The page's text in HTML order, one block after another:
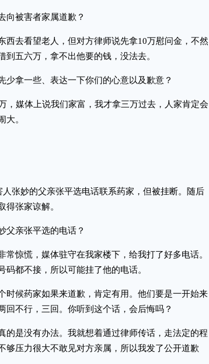
被害者家属道歉？
去看望老人，但对方律师说先拿10万慰问金，不然
到五六万，拿不出他要的钱，没法去。
拿一些、表达一下你们的心意以及歉意？
媒体上说我们家富，我才拿三万过去，人家肯定会
大。
妙的父亲张平选电话联系药家，但被挂断。随后
得张家谅解。
亲张平选的电话？
惊慌，媒体驻守在我家楼下，给我打了好多电话。
码都不接，所以可能挂了他的电话。
候药家如果来道歉，肯定有用。他们要是一开始来
回不行，三回。你听到这个话，会后悔吗？
是没有办法。我就想着通过律师传话，走法定的程
够压力很大不敢见对方亲属，所以我发了公开道歉